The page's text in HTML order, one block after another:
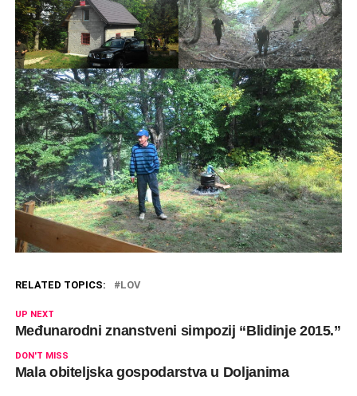
RELATED TOPICS: LOV
UP NEXT
Međunarodni znanstveni simpozij “Blidinje 2015.”
DON'T MISS
Mala obiteljska gospodarstva u Doljanima